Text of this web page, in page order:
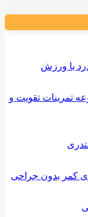
با ورزش
تمرینات تقویت و